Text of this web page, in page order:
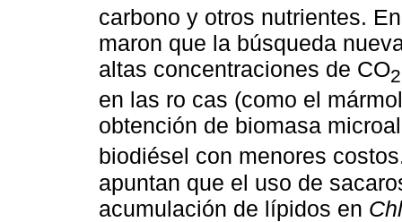
carbono y otros nutrientes.
maron que la búsqueda
altas concentraciones de CO2
en las ro cas (como el
obtención de biomasa
biodiésel con menores
apuntan que el uso de
acumulación de lípidos en